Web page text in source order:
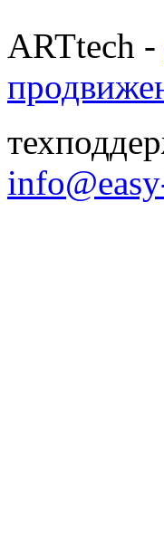
ARTtech -